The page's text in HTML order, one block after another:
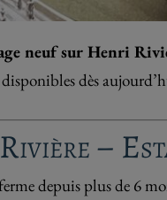
neuf sur Henri
dès
–
depuis plus de 6